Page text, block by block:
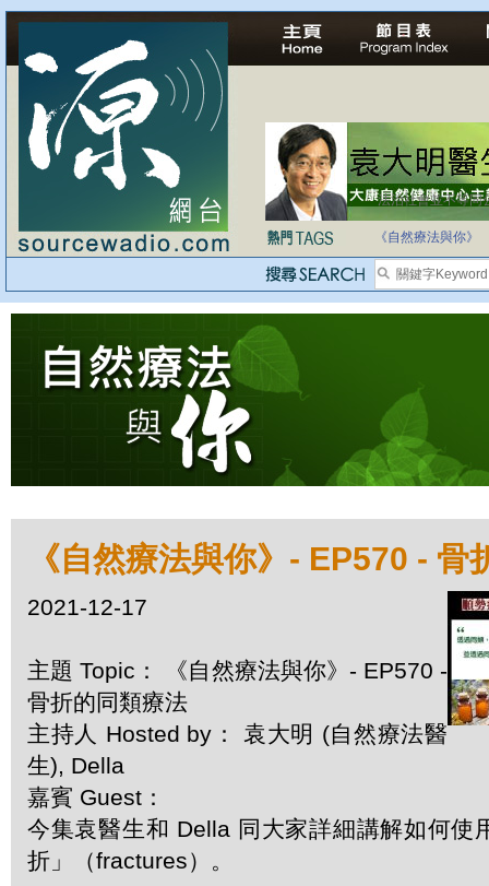
法治社會並不等同
自家教育合法化-
《自然療法與你》
《自然療法與你》- EP570 - 骨
2021-12-17
主題 Topic： 《自然療法與你》- EP570 -
骨折的同類療法
主持人 Hosted by： 袁大明 (自然療法醫
生), Della
嘉賓 Guest：
今集袁醫生和 Della 同大家詳細講解如何使
折」（fractures）。